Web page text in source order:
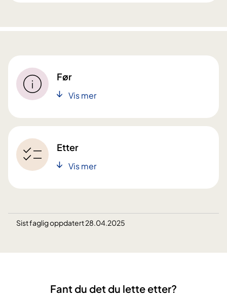
Før
Vis mer
Etter
Vis mer
Sist faglig oppdatert 28.04.2025
Fant du det du lette etter?